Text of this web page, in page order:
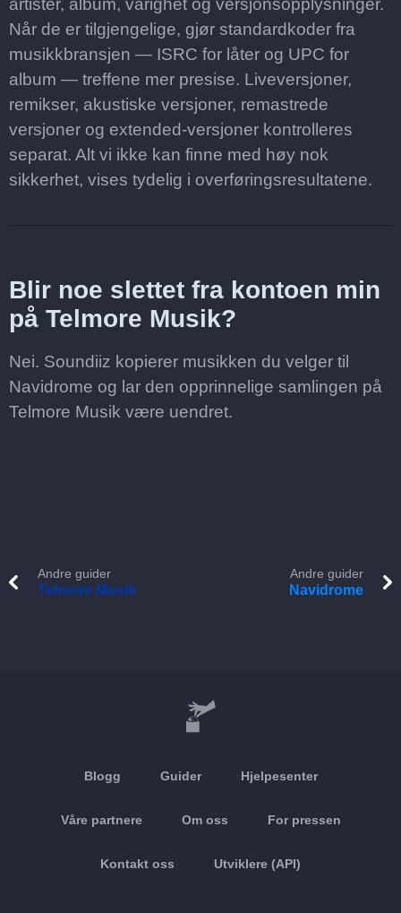
artister, album, varighet og versjonsopplysninger.
Når de er tilgjengelige, gjør standardkoder fra
musikkbransjen — ISRC for låter og UPC for
album — treffene mer presise. Liveversjoner,
remikser, akustiske versjoner, remastrede
versjoner og extended-versjoner kontrolleres
separat. Alt vi ikke kan finne med høy nok
sikkerhet, vises tydelig i overføringsresultatene.
Blir noe slettet fra kontoen min
på Telmore Musik?
Nei. Soundiiz kopierer musikken du velger til
Navidrome og lar den opprinnelige samlingen på
Telmore Musik være uendret.
Andre guider
Telmore Musik
Andre guider
Navidrome
Blogg Guider Hjelpesenter
Våre partnere Om oss For pressen
Kontakt oss Utviklere (API)